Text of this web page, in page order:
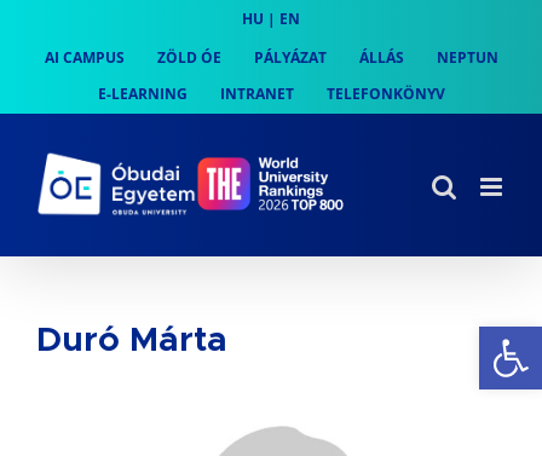
content
HU | EN
AI CAMPUS
ZÖLD ÓE PÁLYÁZAT ÁLLÁS
NEPTUN
E-LEARNING
INTRANET TELEFONKÖNYV
Duró Márta